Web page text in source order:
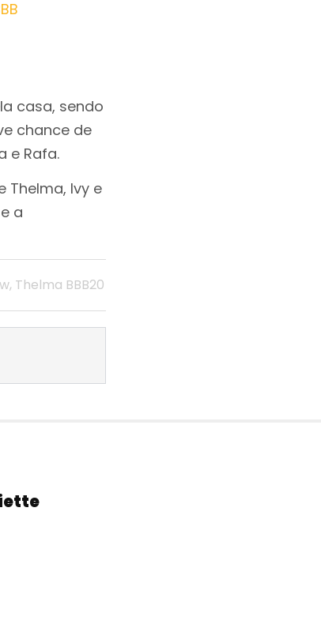
casa, sendo
chance de
e Rafa.
Thelma, Ivy e
e a
, Thelma BBB20